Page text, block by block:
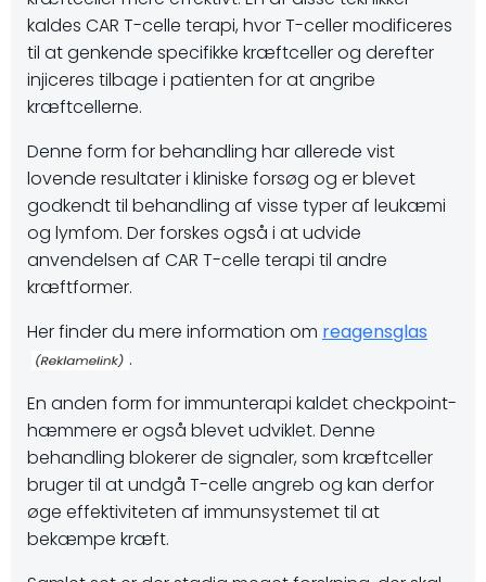
kaldes CAR T-celle terapi, hvor T-celler modificeres
til at genkende specifikke kræftceller og derefter
injiceres tilbage i patienten for at angribe
kræftcellerne.
Denne form for behandling har allerede vist
lovende resultater i kliniske forsøg og er blevet
godkendt til behandling af visse typer af leukæmi
og lymfom. Der forskes også i at udvide
anvendelsen af CAR T-celle terapi til andre
kræftformer.
Her finder du mere information om reagensglas
.
En anden form for immunterapi kaldet checkpoint-
hæmmere er også blevet udviklet. Denne
behandling blokerer de signaler, som kræftceller
bruger til at undgå T-celle angreb og kan derfor
øge effektiviteten af immunsystemet til at
bekæmpe kræft.